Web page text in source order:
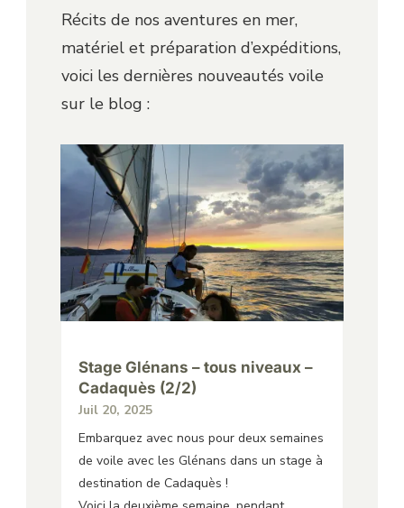
Récits de nos aventures en mer,
matériel et préparation d’expéditions,
voici les dernières nouveautés voile
sur le blog :
Stage Glénans – tous niveaux –
Cadaquès (2/2)
Juil 20, 2025
Embarquez avec nous pour deux semaines
de voile avec les Glénans dans un stage à
destination de Cadaquès !